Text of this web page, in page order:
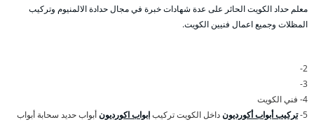
معلم حداد الكويت الحائر على عدة شهادات خبرة في مجال حدادة الالمنيوم وتركيب
المظلات وجميع اعمال فنيين الكويت.
2-
3-
4- فني الكويت
5- تركيب أبواب أكورديونداخل الكويت تركيبابواب اكورديونأبواب حديد سحابة أبواب